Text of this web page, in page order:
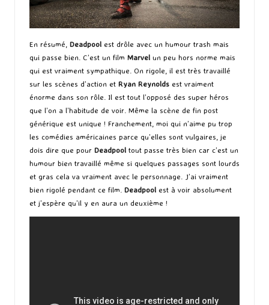
En résumé, Deadpool est drôle avec un humour trash mais
qui passe bien. C’est un film Marvel un peu hors norme mais
qui est vraiment sympathique. On rigole, il est très travaillé
sur les scènes d’action et Ryan Reynolds est vraiment
énorme dans son rôle. Il est tout l’opposé des super héros
que l’on a l’habitude de voir. Même la scène de fin post
générique est unique ! Franchement, moi qui n’aime pu trop
les comédies américaines parce qu’elles sont vulgaires, je
dois dire que pour Deadpool tout passe très bien car c’est un
humour bien travaillé même si quelques passages sont lourds
et gras cela va vraiment avec le personnage. J’ai vraiment
bien rigolé pendant ce film. Deadpool est à voir absolument
et j’espère qu’il y en aura un deuxième !